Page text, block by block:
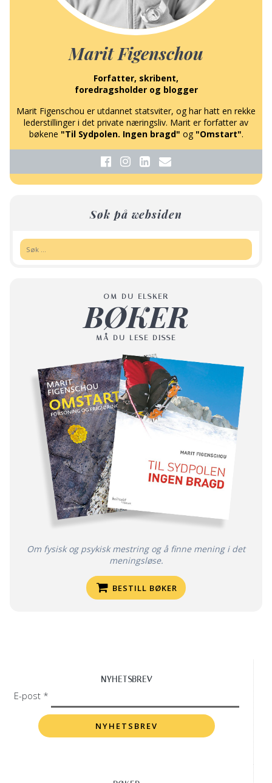
Marit Figenschou
Forfatter, skribent,
foredragsholder og blogger
Marit Figenschou er utdannet statsviter, og har hatt en rekke
lederstillinger i det private næringsliv. Marit er forfatter av
bøkene "Til Sydpolen. Ingen bragd" og "Omstart".
Søk på websiden
OM DU ELSKER
BØKER
MÅ DU LESE DISSE
Om fysisk og psykisk mestring og å finne mening i det
meningsløse.
BESTILL BØKER
NYHETSBREV
E-post *